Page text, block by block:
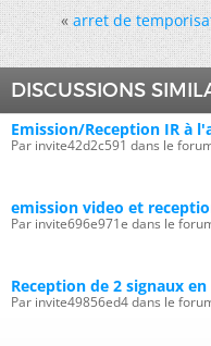
« arret de
DISCUSSIONS
Emission/Reception IR à
Par invite42d2c591 dans le
emission video et
Par invite696e971e dans le
Reception de 2 signaux en
Par invite49856ed4 dans le